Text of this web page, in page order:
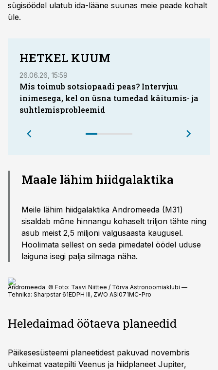
sügisöödel ulatub ida-lääne suunas meie peade kohalt
üle.
HETKEL KUUM
26.06.26, 15:59
Mis toimub sotsiopaadi peas? Intervjuu
inimesega, kel on üsna tumedad käitumis- ja
suhtlemisprobleemid
Maale lähim hiidgalaktika
Meile lähim hiidgalaktika Andromeeda (M31)
sisaldab mõne hinnangu kohaselt triljon tähte ning
asub meist 2,5 miljoni valgusaasta kaugusel.
Hoolimata sellest on seda pimedatel öödel uduse
laiguna isegi palja silmaga näha.
Andromeeda © Foto: Taavi Niittee / Tõrva Astronoomiaklubi —
Tehnika: Sharpstar 61EDPH III, ZWO ASI071MC-Pro
Heledaimad öötaeva planeedid
Päikesesüsteemi planeetidest pakuvad novembris
uhkeimat vaatepilti Veenus ja hiidplaneet Jupiter,